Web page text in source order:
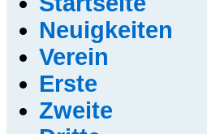
Neuigkeiten
Verein
Erste
Zweite